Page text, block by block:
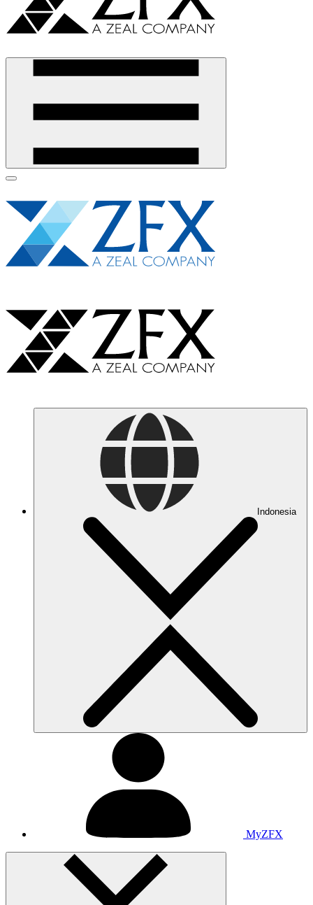
Indonesia
MyZFX